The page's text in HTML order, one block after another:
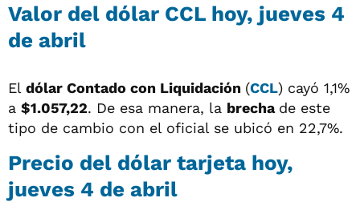
Valor del dólar CCL hoy, jueves 4
de abril
El dólar Contado con Liquidación (CCL) cayó 1,1%
a $1.057,22. De esa manera, la brecha de este
tipo de cambio con el oficial se ubicó en 22,7%.
Precio del dólar tarjeta hoy,
jueves 4 de abril